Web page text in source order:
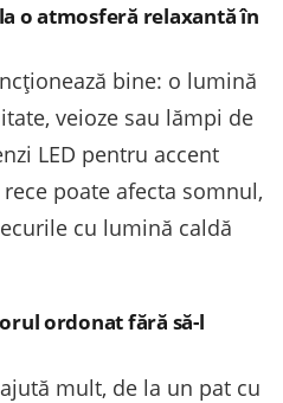
o atmosferă relaxantă în
bine: o lumină
veioze sau lămpi de
LED pentru accent
poate afecta somnul,
cu lumină caldă
ordonat fără să-l
mult, de la un pat cu